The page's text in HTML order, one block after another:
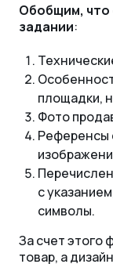
Обобщим, что
задании:
площадки,
Фото
Референсы
с
символы.
За счет этого
товар, а